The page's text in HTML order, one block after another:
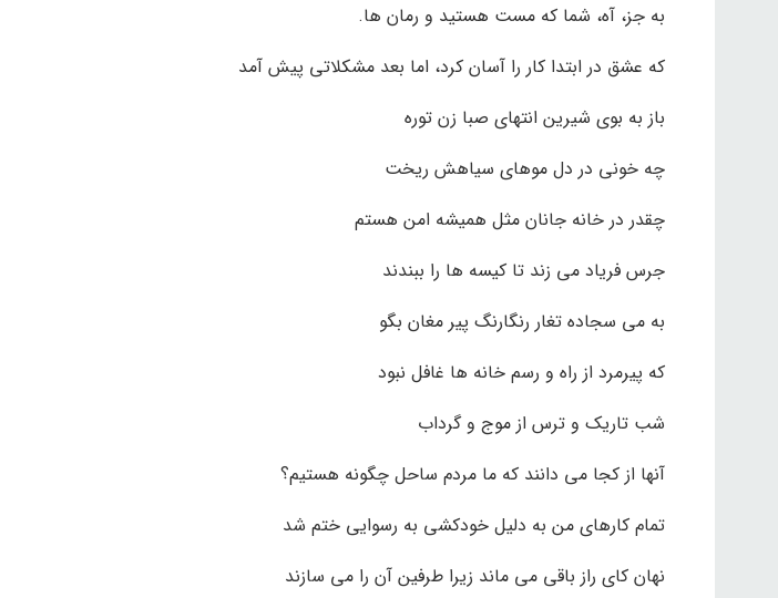
به جز، آه، شما که مست هستید و رمان ها.
که عشق در ابتدا کار را آسان کرد، اما بعد مشکلاتی پیش آمد
باز به بوی شیرین انتهای صبا زن توره
چه خونی در دل موهای سیاهش ریخت
چقدر در خانه جانان مثل همیشه امن هستم
جرس فریاد می زند تا کیسه ها را ببندند
به می سجاده تغار رنگارنگ پیر مغان بگو
که پیرمرد از راه و رسم خانه ها غافل نبود
شب تاریک و ترس از موج و گرداب
آنها از کجا می دانند که ما مردم ساحل چگونه هستیم؟
تمام کارهای من به دلیل خودکشی به رسوایی ختم شد
نهان کای راز باقی می ماند زیرا طرفین آن را می سازند